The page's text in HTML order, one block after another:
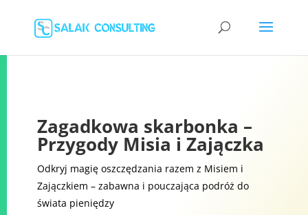
Zagadkowa skarbonka –
Przygody Misia i Zajączka
Odkryj magię oszczędzania razem z Misiem i
Zajączkiem – zabawna i pouczająca podróż do
świata pieniędzy